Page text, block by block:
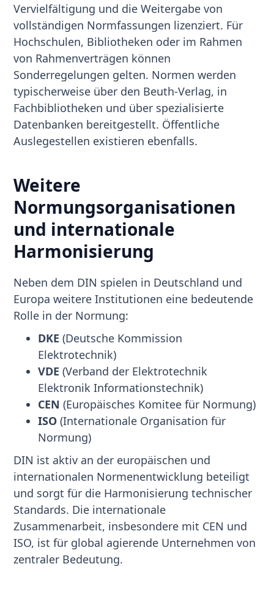
Vervielfältigung und die Weitergabe von
vollständigen Normfassungen lizenziert. Für
Hochschulen, Bibliotheken oder im Rahmen
von Rahmenverträgen können
Sonderregelungen gelten. Normen werden
typischerweise über den Beuth-Verlag, in
Fachbibliotheken und über spezialisierte
Datenbanken bereitgestellt. Öffentliche
Auslegestellen existieren ebenfalls.
Weitere
Normungsorganisationen
und internationale
Harmonisierung
Neben dem DIN spielen in Deutschland und
Europa weitere Institutionen eine bedeutende
Rolle in der Normung:
DKE (Deutsche Kommission
Elektrotechnik)
VDE (Verband der Elektrotechnik
Elektronik Informationstechnik)
CEN (Europäisches Komitee für Normung)
ISO (Internationale Organisation für
Normung)
DIN ist aktiv an der europäischen und
internationalen Normenentwicklung beteiligt
und sorgt für die Harmonisierung technischer
Standards. Die internationale
Zusammenarbeit, insbesondere mit CEN und
ISO, ist für global agierende Unternehmen von
zentraler Bedeutung.